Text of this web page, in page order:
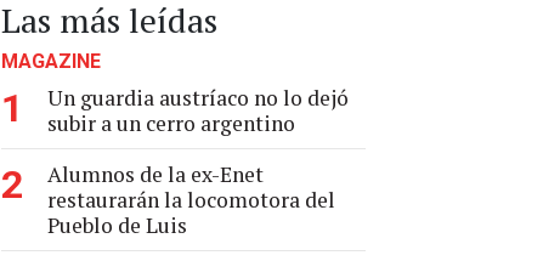
Las más leídas
MAGAZINE
1
Un guardia austríaco no lo dejó
subir a un cerro argentino
2
Alumnos de la ex-Enet
restaurarán la locomotora del
Pueblo de Luis